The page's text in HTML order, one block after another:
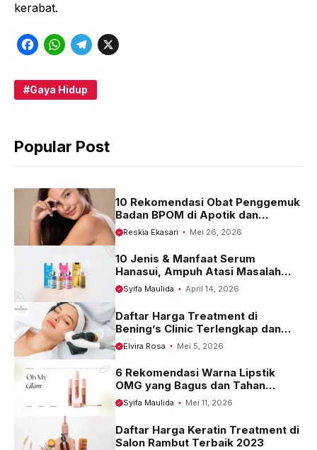
kerabat.
F
c
o
W
a
A
p
T
l
r
m
X
Gaya Hidup
Popular Post
10 Rekomendasi Obat Penggemuk
Badan BPOM di Apotik dan
Harganya
Reskia Ekasari Mei 26, 2026
10 Jenis & Manfaat Serum
Hanasui, Ampuh Atasi Masalah
Kulit
Syifa Maulida April 14, 2026
Daftar Harga Treatment di
Bening’s Clinic Terlengkap dan
Terbaru 2023
Elvira Rosa Mei 5, 2026
6 Rekomendasi Warna Lipstik
OMG yang Bagus dan Tahan
Seharian
Syifa Maulida Mei 11, 2026
Daftar Harga Keratin Treatment di
Salon Rambut Terbaik 2023